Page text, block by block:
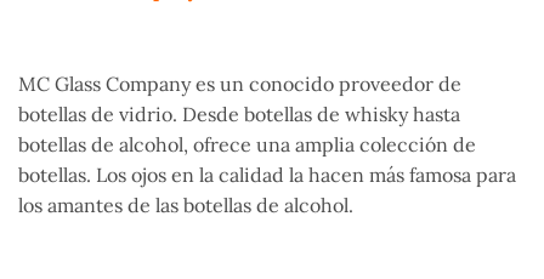
MC Glass Company es un conocido proveedor de
botellas de vidrio. Desde botellas de whisky hasta
botellas de alcohol, ofrece una amplia colección de
botellas. Los ojos en la calidad la hacen más famosa para
los amantes de las botellas de alcohol.